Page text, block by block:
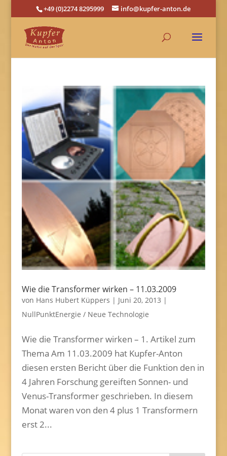
+49 (0)2274 8295999 info@kupfer-anton.de
Wie die Transformer wirken – 11.03.2009
von Hans Hubert Küppers | Juni 20, 2013 |
NullPunktEnergie / Neue Technologie
Wie die Transformer wirken – 1. Artikel zum
Thema Am 11.03.2009 hat Kupfer-Anton
diesen ersten Bericht über die Funktion den in
4 Jahren Forschung gereiften Sonnen- und
Venus-Transformer geschrieben. In diesem
Monat waren von den 4 plus 1 Transformern
erst 2...